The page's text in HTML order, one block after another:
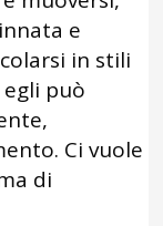
e
in stili
può
Ci vuole
di